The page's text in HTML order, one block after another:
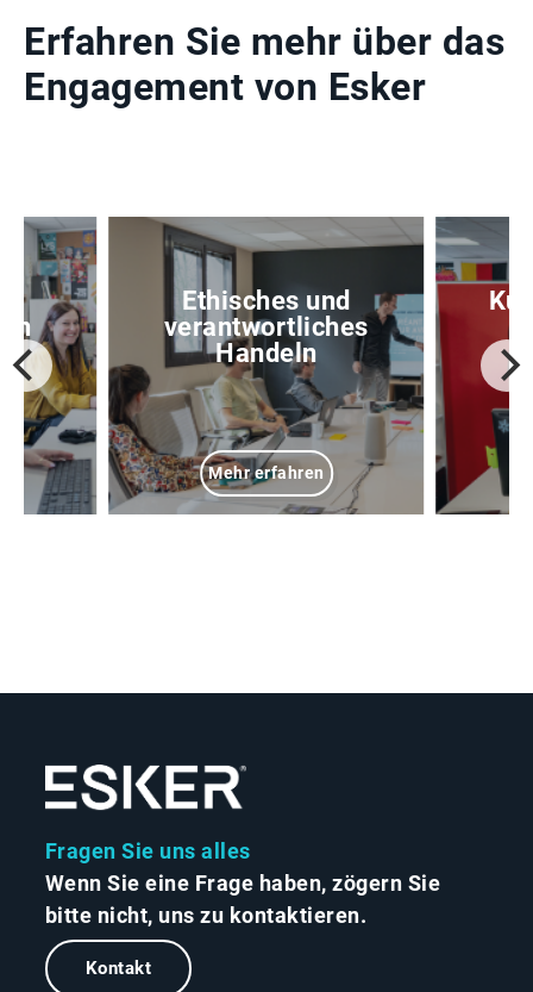
Erfahren Sie mehr über das
Engagement von Esker
Ethisches und
verantwortliches
Handeln
Mehr erfahren
Fragen Sie uns alles
Wenn Sie eine Frage haben, zögern Sie
bitte nicht, uns zu kontaktieren.
Kontakt